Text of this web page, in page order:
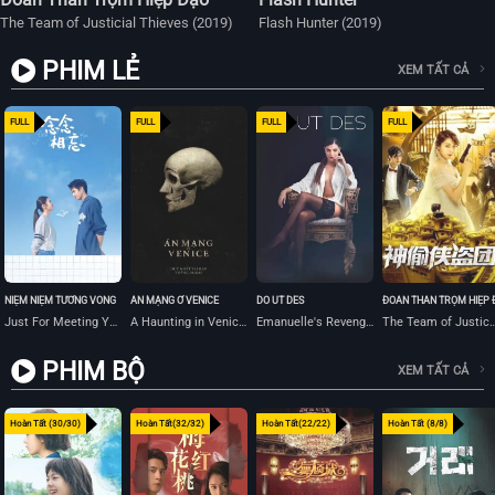
The Team of Justicial Thieves (2019) Flash Hunter (2019)
PHIM LẺ XEM TẤT CẢ
FULL
NIỆM NIỆM TƯƠNG VONG
Just For Meeting You (2023)
FULL
ÁN MẠNG Ở VENICE
A Haunting in Venice (2023)
FULL
DO UT DES
Emanuelle's Revenge (2023)
FULL
ĐOÀN THẦN TRỘM HIỆP
The Team of
PHIM BỘ XEM TẤT CẢ
Hoàn Tất (30/30) Hoàn Tất(32/32) Hoàn Tất(22/22) Hoàn Tất (8/8)